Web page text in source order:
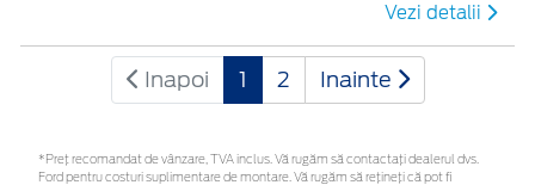
Vezi detalii
Inapoi 1 2 Inainte
*Preţ recomandat de vânzare, TVA inclus. Vă rugăm să contactaţi dealerul dvs.
Ford pentru costuri suplimentare de montare. Vă rugăm să rețineți că pot fi